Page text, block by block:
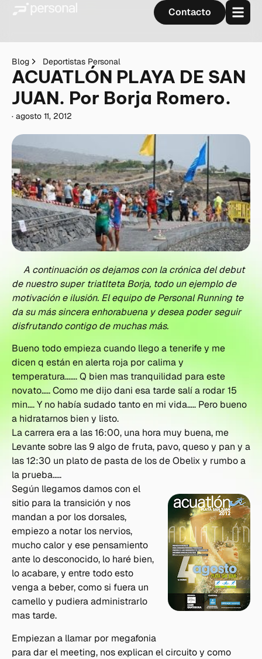
Contacto
Blog Deportistas Personal
ACUATLÓN PLAYA DE SAN
JUAN. Por Borja Romero.
· agosto 11, 2012
A continuación os dejamos con la crónica del debut
de nuestro super triatlteta Borja, todo un ejemplo de
motivación e ilusión. El equipo de Personal Running te
da su más sincera enhorabuena y desea poder seguir
disfrutando contigo de muchas más.
Bueno todo empieza cuando llego a tenerife y me
dicen q están en alerta roja por calima y
temperatura……. Q bien mas tranquilidad para este
novato….. Como me dijo dani esa tarde salí a rodar 15
min…. Y no había sudado tanto en mi vida….. Pero bueno
a hidratarnos bien y listo.
La carrera era a las 16:00, una hora muy buena, me
Levante sobre las 9 algo de fruta, pavo, queso y pan y a
las 12:30 un plato de pasta de los de Obelix y rumbo a
la prueba…..
Según llegamos damos con el
sitio para la transición y nos
mandan a por los dorsales,
empiezo a notar los nervios,
mucho calor y ese pensamiento
ante lo desconocido, lo haré bien,
lo acabare, y entre todo esto
venga a beber, como si fuera un
camello y pudiera administrarlo
mas tarde.
Empiezan a llamar por megafonia
para dar el meeting, nos explican el circuito y como